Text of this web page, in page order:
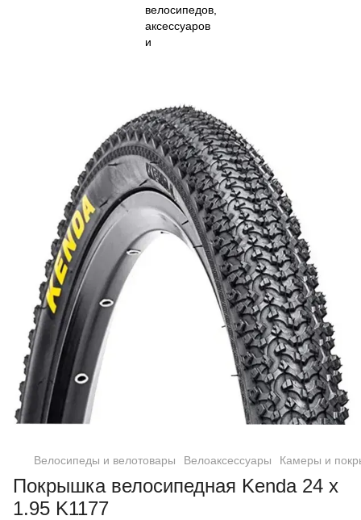
Велосипеды и велотовары Велоаксессуары Камеры и
Покрышка велосипедная Kenda 24 x
1.95 K1177